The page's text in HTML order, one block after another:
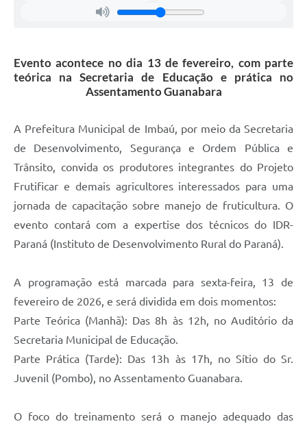
Evento acontece no dia 13 de fevereiro, com parte
teórica na Secretaria de Educação e prática no
Assentamento Guanabara
A Prefeitura Municipal de Imbaú, por meio da Secretaria
de Desenvolvimento, Segurança e Ordem Pública e
Trânsito, convida os produtores integrantes do Projeto
Frutificar e demais agricultores interessados para uma
jornada de capacitação sobre manejo de fruticultura. O
evento contará com a expertise dos técnicos do IDR-
Paraná (Instituto de Desenvolvimento Rural do Paraná).
A programação está marcada para sexta-feira, 13 de
fevereiro de 2026, e será dividida em dois momentos:
Parte Teórica (Manhã): Das 8h às 12h, no Auditório da
Secretaria Municipal de Educação.
Parte Prática (Tarde): Das 13h às 17h, no Sítio do Sr.
Juvenil (Pombo), no Assentamento Guanabara.
O foco do treinamento será o manejo adequado das